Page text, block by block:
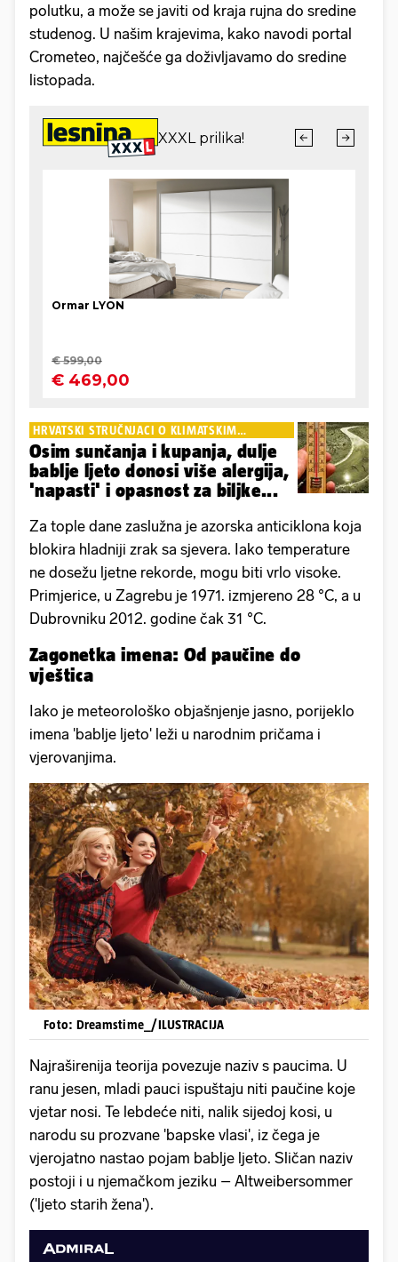
polutku, a može se javiti od kraja rujna do sredine
studenog. U našim krajevima, kako navodi portal
Crometeo, najčešće ga doživljavamo do sredine
listopada.
HRVATSKI STRUČNJACI O KLIMATSKIM
PROMJENAMA
Osim sunčanja i kupanja, dulje
bablje ljeto donosi više alergija,
'napasti' i opasnost za biljke...
Za tople dane zaslužna je azorska anticiklona koja
blokira hladniji zrak sa sjevera. Iako temperature
ne dosežu ljetne rekorde, mogu biti vrlo visoke.
Primjerice, u Zagrebu je 1971. izmjereno 28 °C, a u
Dubrovniku 2012. godine čak 31 °C.
Zagonetka imena: Od paučine do
vještica
Iako je meteorološko objašnjenje jasno, porijeklo
imena 'bablje ljeto' leži u narodnim pričama i
vjerovanjima.
Foto: Dreamstime_/ILUSTRACIJA
Najraširenija teorija povezuje naziv s paucima. U
ranu jesen, mladi pauci ispuštaju niti paučine koje
vjetar nosi. Te lebdeće niti, nalik sijedoj kosi, u
narodu su prozvane 'bapske vlasi', iz čega je
vjerojatno nastao pojam bablje ljeto. Sličan naziv
postoji i u njemačkom jeziku – Altweibersommer
('ljeto starih žena').